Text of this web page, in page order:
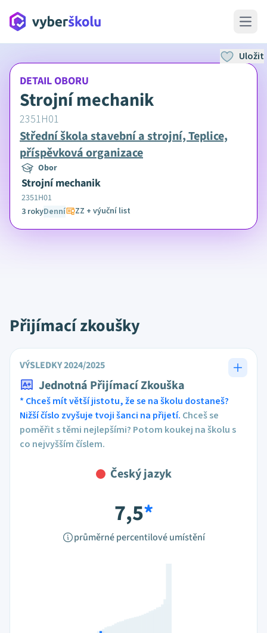
Open
DETAIL OBORU
Strojní mechanik
2351H01
Střední škola stavební a strojní, Teplice,
příspěvková organizace
Obor
Strojní mechanik
2351H01
3 rokyDenní ZZ + výuční list
Uložit
Přijímací zkoušky
VÝSLEDKY 2024/2025
Jednotná Přijímací Zkouška
* Chceš mít větší jistotu, že se na školu dostaneš?
Nižší číslo zvyšuje tvoji šanci na přijetí. Chceš se
poměřit s těmi nejlepšími? Potom koukej na školu s
co nejvyšším číslem.
Český jazyk
7,5*
průměrné percentilové umístění